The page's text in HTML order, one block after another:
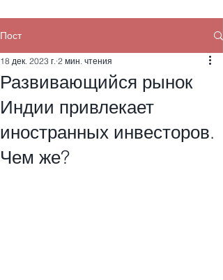
Пост
Развивающийся рынок
Индии привлекает
иностранных инвесторов.
Чем же?
18 дек. 2023 г. 2 мин. чтения